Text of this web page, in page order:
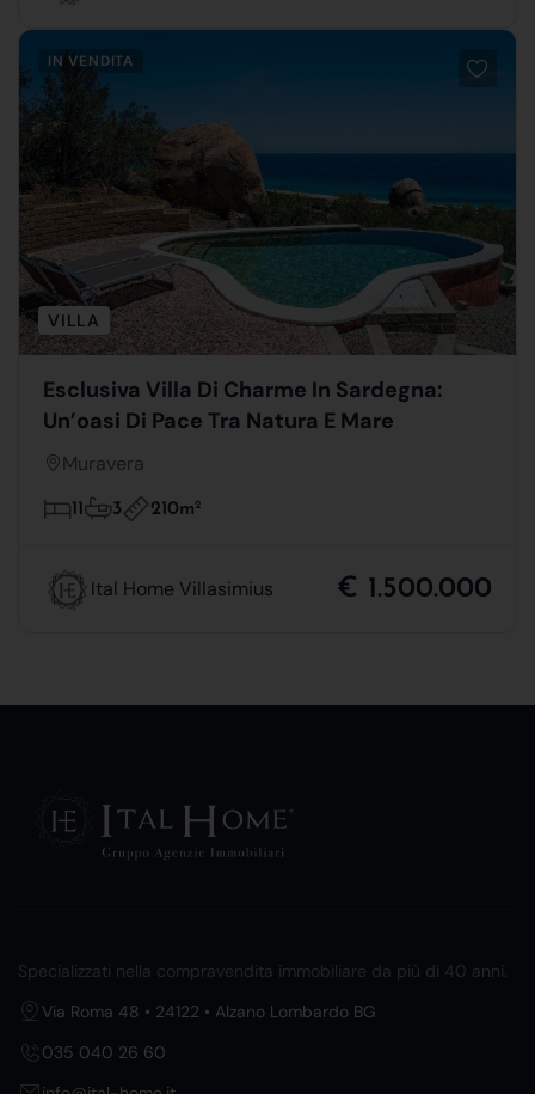
IN VENDITA
VILLA
Esclusiva Villa Di Charme In Sardegna:
Un’oasi Di Pace Tra Natura E Mare
Muravera
11 3 210m2
Ital Home Villasimius € 1.500.000
Specializzati nella compravendita immobiliare da più di 40 anni.
Via Roma 48 • 24122 • Alzano Lombardo BG
035 040 26 60